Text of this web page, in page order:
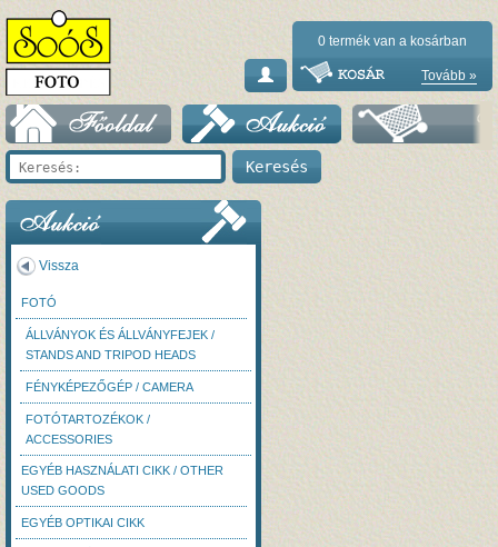
0 termék van a kosárban
Tovább »
Vissza
FOTÓ
ÁLLVÁNYOK ÉS ÁLLVÁNYFEJEK /
STANDS AND TRIPOD HEADS
FÉNYKÉPEZŐGÉP / CAMERA
FOTÓTARTOZÉKOK /
ACCESSORIES
EGYÉB HASZNÁLATI CIKK / OTHER
USED GOODS
EGYÉB OPTIKAI CIKK